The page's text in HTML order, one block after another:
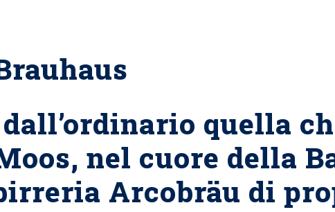
quella
nel cuore della
Arcobräu di